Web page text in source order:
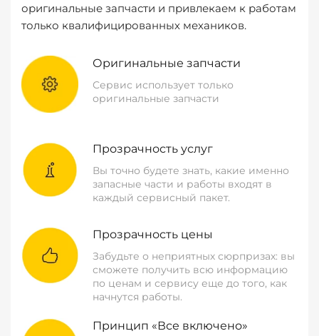
оригинальные запчасти и привлекаем к работам
только квалифицированных механиков.
Оригинальные запчасти
Сервис использует только
оригинальные запчасти
Прозрачность услуг
Вы точно будете знать, какие именно
запасные части и работы входят в
каждый сервисный пакет.
Прозрачность цены
Забудьте о неприятных сюрпризах: вы
сможете получить всю информацию
по ценам и сервису еще до того, как
начнутся работы.
Принцип «Все включено»